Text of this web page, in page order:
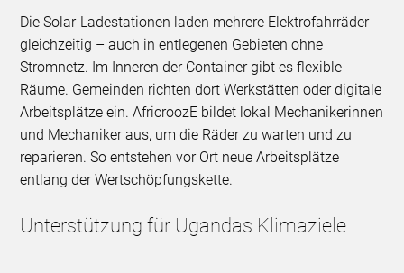
Die Solar-Ladestationen laden mehrere Elektrofahrräder
gleichzeitig – auch in entlegenen Gebieten ohne
Stromnetz. Im Inneren der Container gibt es flexible
Räume. Gemeinden richten dort Werkstätten oder digitale
Arbeitsplätze ein. AfricroozE bildet lokal Mechanikerinnen
und Mechaniker aus, um die Räder zu warten und zu
reparieren. So entstehen vor Ort neue Arbeitsplätze
entlang der Wertschöpfungskette.
Unterstützung für Ugandas Klimaziele